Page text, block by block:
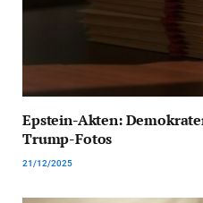
Epstein-Akten:
Trump-Fotos
21/12/2025